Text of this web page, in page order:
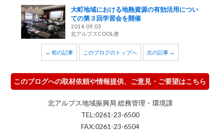
大町地域における地熱資源の有効活用につい
ての第３回学習会を開催
2014.09.03
北アルプスCOOL便
← 前の記事 このブログのトップへ 次の記事 →
このブログへの取材依頼や情報提供、ご意見・ご要望はこちら
北アルプス地域振興局 総務管理・環境課
TEL:0261-23-6500
FAX:0261-23-6504